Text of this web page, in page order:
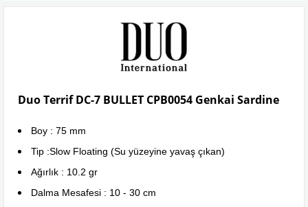
Duo Terrif DC-7 BULLET CPB0054 Genkai Sardine
Boy : 75 mm
Tip :Slow Floating (Su yüzeyine yavaş çıkan)
Ağırlık : 10.2 gr
Dalma Mesafesi : 10 - 30 cm